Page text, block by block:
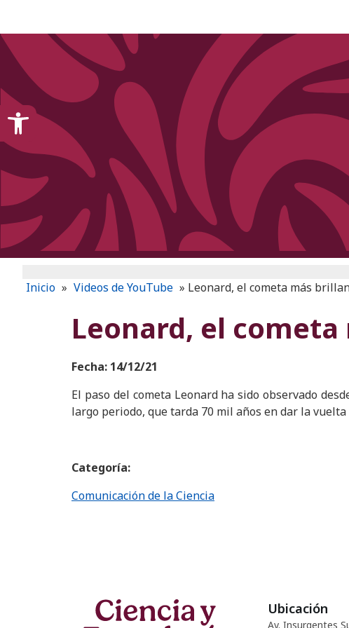
Inicio » Videos de YouTube » Leonard, el cometa más
Leonard, el
Fecha: 14/12/21
El paso del cometa Leonard ha sido observado
largo periodo, que tarda 70 mil años en dar la
Categoría:
Comunicación de la Ciencia
Ubicación
Av. Insurgentes
Open toolbar